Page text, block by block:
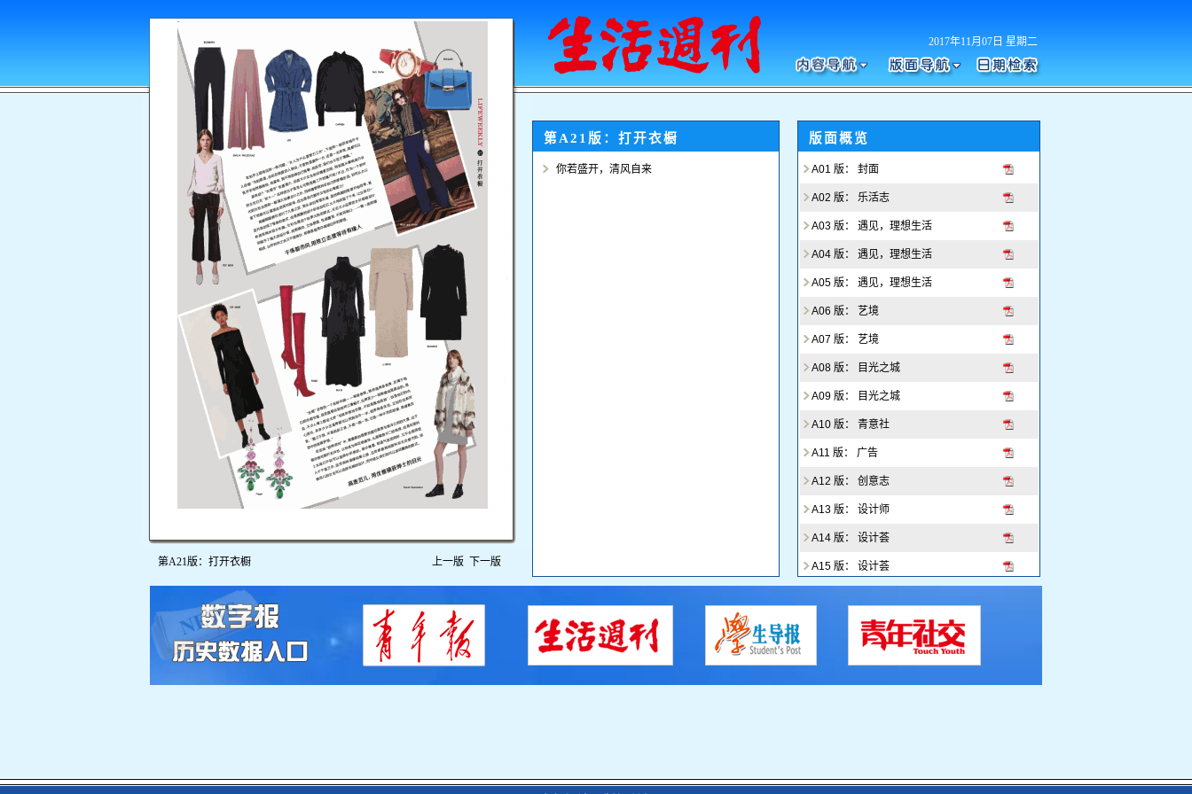
第A21版：打开衣橱 上一版 下一版
2017年11月07日 星期二
第A21版： 打开衣橱
你若盛开，清风自来
版面概览
A01 版： 封面
A02 版： 乐活志
A03 版： 遇见，理想生活
A04 版： 遇见，理想生活
A05 版： 遇见，理想生活
A06 版： 艺境
A07 版： 艺境
A08 版： 目光之城
A09 版： 目光之城
A10 版： 青意社
A11 版： 广告
A12 版： 创意志
A13 版： 设计师
A14 版： 设计荟
A15 版： 设计荟
A17 版： 品牌
A18 版： 风尚志